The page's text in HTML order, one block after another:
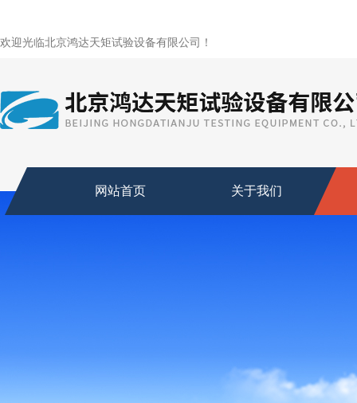
欢迎光临北京鸿达天矩试验设备有限公司！
网站首页 关于我们